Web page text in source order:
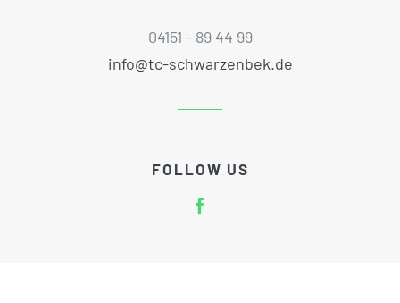
04151 - 89 44 99
info@tc-schwarzenbek.de
FOLLOW US